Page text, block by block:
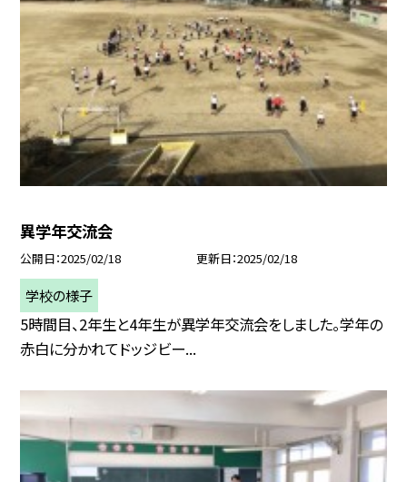
異学年交流会
公開日 2025/02/18 更新日 2025/02/18
学校の様子
5時間目、2年生と4年生が異学年交流会をしました。学年の
赤白に分かれてドッジビー...